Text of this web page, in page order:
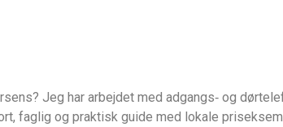
Jeg har arbejdet med adgangs‑ og
faglig og praktisk guide med lokale